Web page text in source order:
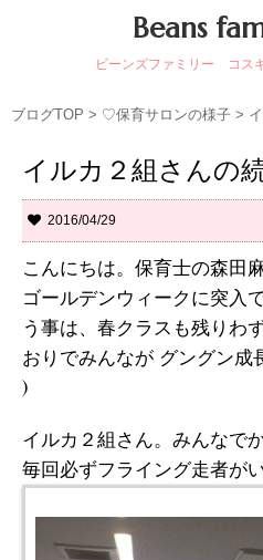
Beans
ビーンズファミリー コス
ブログTOP > ♡保育サロンの様子 >
イルカ２組さんの
2016/04/29
こんにちは。保育士の森田
ゴールデンウィークに突入
う事は、春クラスも残りわ
おりでみんなが グングン
)
イルカ２組さん。みんなで
毎回必ずフライング走者が